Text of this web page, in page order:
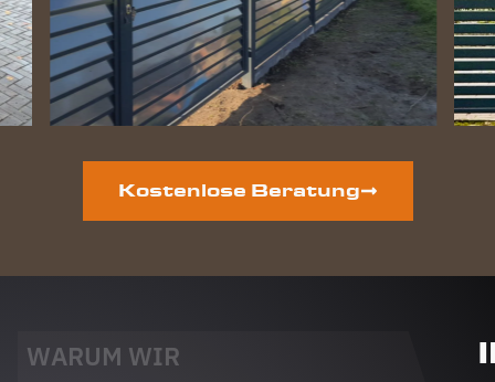
Kostenlose Beratung
WARUM WIR